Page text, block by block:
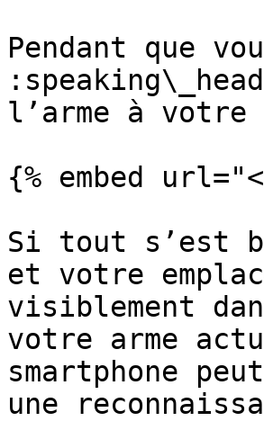
Pendant que
l’arme à votre
{% embed
Si tout s’est
et votre
visiblement
votre arme
smartphone
une